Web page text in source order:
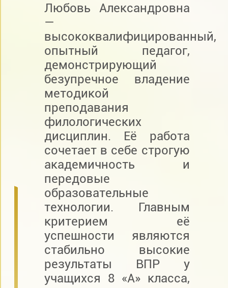
Любовь Александровна
—
высококвалифицированный,
опытный педагог,
демонстрирующий
безупречное владение
методикой
преподавания
филологических
дисциплин. Её работа
сочетает в себе строгую
академичность и
передовые
образовательные
технологии. Главным
критерием её
успешности являются
стабильно высокие
результаты ВПР у
учащихся 8 «А» класса,